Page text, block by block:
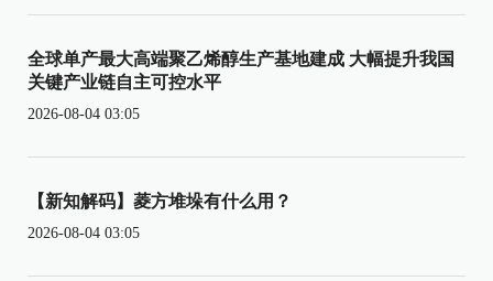
全球单产最大高端聚乙烯醇生产基地建成 大幅提升我国
关键产业链自主可控水平
2026-08-04 03:05
【新知解码】菱方堆垛有什么用？
2026-08-04 03:05